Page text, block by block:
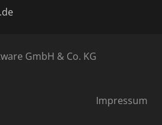
GmbH & Co. KG
Impressum